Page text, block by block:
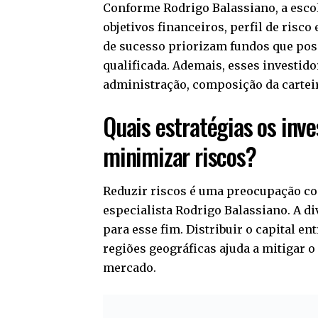
Conforme Rodrigo Balassiano, a
objetivos financeiros, perfil de risco
de sucesso priorizam fundos que
qualificada. Ademais, esses
administração, composição da
Quais estratégias os
minimizar riscos?
Reduzir riscos é uma preocupação
especialista Rodrigo Balassiano. A
para esse fim. Distribuir o capital
regiões geográficas ajuda a mitigar
mercado.